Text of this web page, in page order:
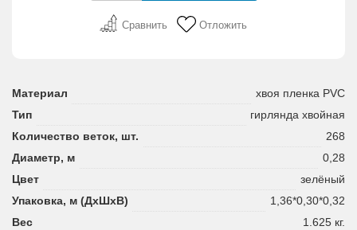
Сравнить Отложить
Материал
хвоя пленка PVC
Тип
гирлянда хвойная
Количество веток, шт.
268
Диаметр, м
0,28
Цвет
зелёный
Упаковка, м (ДхШхВ)
1,36*0,30*0,32
Вес
1.625 кг.